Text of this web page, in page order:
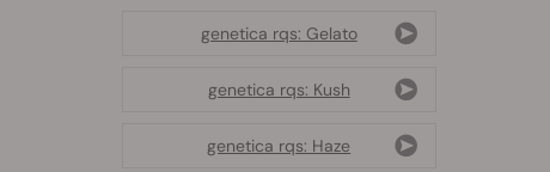
genetica rqs: Gelato
genetica rqs: Kush
genetica rqs: Haze